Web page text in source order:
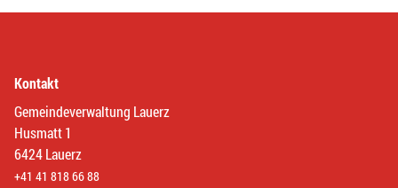
Kontakt
Gemeindeverwaltung Lauerz
Husmatt 1
6424 Lauerz
+41 41 818 66 88